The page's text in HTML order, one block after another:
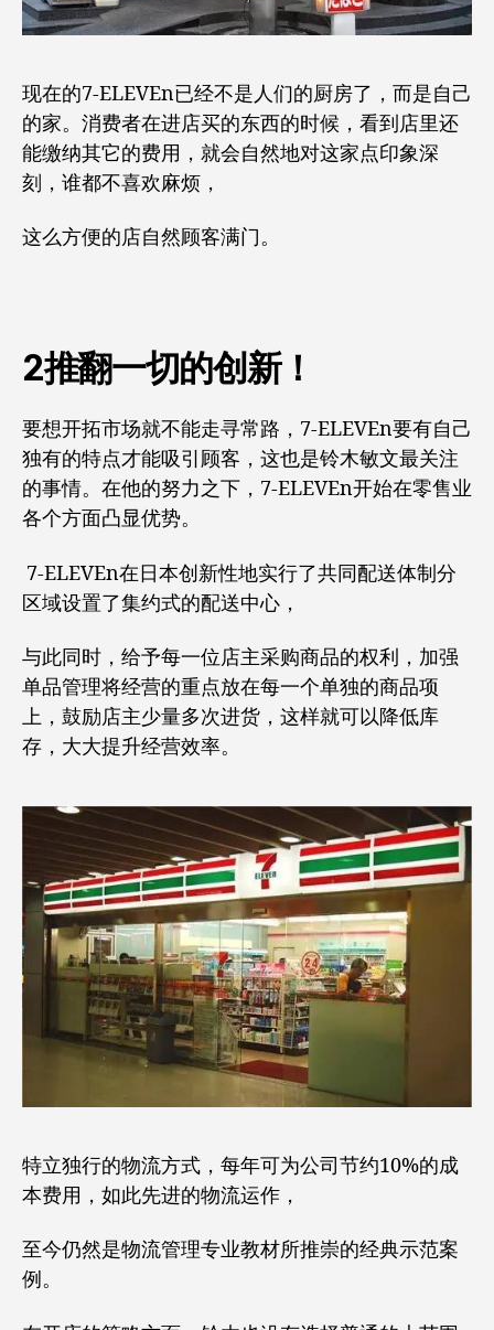
现在的7-ELEVEn已经不是人们的厨房了，而是自己
的家。消费者在进店买的东西的时候，看到店里还
能缴纳其它的费用，就会自然地对这家点印象深
刻，谁都不喜欢麻烦，
这么方便的店自然顾客满门。
2推翻一切的创新！
要想开拓市场就不能走寻常路，7-ELEVEn要有自己
独有的特点才能吸引顾客，这也是铃木敏文最关注
的事情。在他的努力之下，7-ELEVEn开始在零售业
各个方面凸显优势。
7-ELEVEn在日本创新性地实行了共同配送体制分
区域设置了集约式的配送中心，
与此同时，给予每一位店主采购商品的权利，加强
单品管理将经营的重点放在每一个单独的商品项
上，鼓励店主少量多次进货，这样就可以降低库
存，大大提升经营效率。
特立独行的物流方式，每年可为公司节约10%的成
本费用，如此先进的物流运作，
至今仍然是物流管理专业教材所推崇的经典示范案
例。